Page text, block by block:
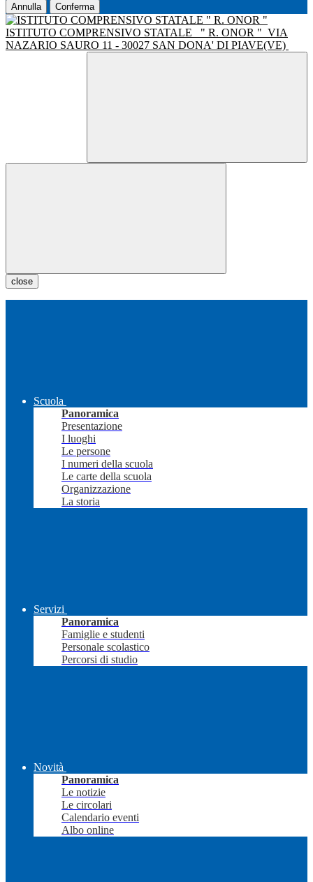
Annulla Conferma
ISTITUTO COMPRENSIVO STATALE " R. ONOR " VIA
NAZARIO SAURO 11 - 30027 SAN DONA' DI PIAVE(VE)
close
Scuola
Panoramica
Presentazione
I luoghi
Le persone
I numeri della scuola
Le carte della scuola
Organizzazione
La storia
Servizi
Panoramica
Famiglie e studenti
Personale scolastico
Percorsi di studio
Novità
Panoramica
Le notizie
Le circolari
Calendario eventi
Albo online